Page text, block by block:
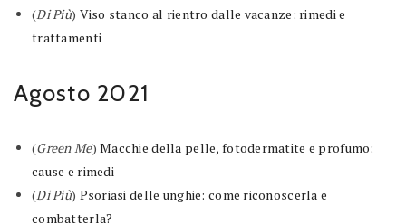
(Di Più) Viso stanco al rientro dalle vacanze: rimedi e
trattamenti
Agosto 2021
(Green Me)Macchie della pelle, fotodermatite e profumo:
cause e rimedi
(Di Più) Psoriasi delle unghie: come riconoscerla e
combatterla?